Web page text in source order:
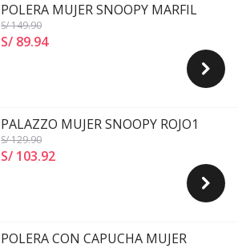
POLERA MUJER SNOOPY MARFIL
S/ 149.90
S/ 89.94
PALAZZO MUJER SNOOPY ROJO1
S/ 129.90
S/ 103.92
POLERA CON CAPUCHA MUJER